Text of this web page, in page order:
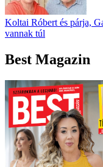
Koltai Róbert és párja,
vannak túl
Best Magazin